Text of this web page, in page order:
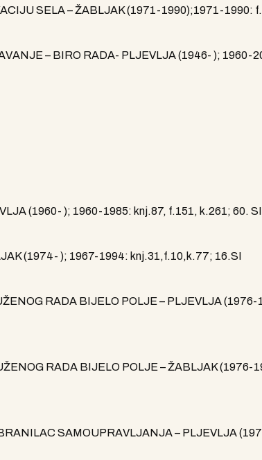
SELA – ŽABLJAK (1971-1990);1971-1990:
– BIRO RADA- PLJEVLJA (1946- ); 1960-
(1960- ); 1960-1985: knj.87, f.151, k.261; 60. SI
(1974- ); 1967-1994: knj.31,f.10,k.77; 16.SI
RADA BIJELO POLJE – PLJEVLJA (1976-
RADA BIJELO POLJE – ŽABLJAK (1976-
SAMOUPRAVLJANJA – PLJEVLJA